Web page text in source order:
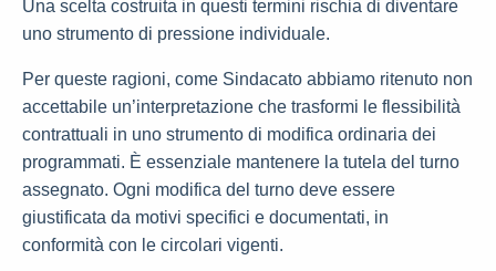
Una scelta costruita in questi termini rischia di diventare
uno strumento di pressione individuale.
Per queste ragioni, come Sindacato abbiamo ritenuto non
accettabile un’interpretazione che trasformi le flessibilità
contrattuali in uno strumento di modifica ordinaria dei
programmati. È essenziale mantenere la tutela del turno
assegnato. Ogni modifica del turno deve essere
giustificata da motivi specifici e documentati, in
conformità con le circolari vigenti.